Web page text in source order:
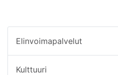
Elinvoimapalvelut
Kulttuuri